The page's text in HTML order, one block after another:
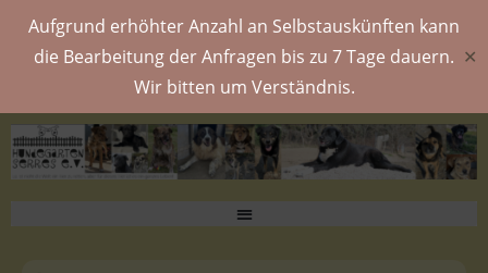
Aufgrund erhöhter Anzahl an Selbstauskünften kann
die Bearbeitung der Anfragen bis zu 7 Tage dauern.
Wir bitten um Verständnis.
✕